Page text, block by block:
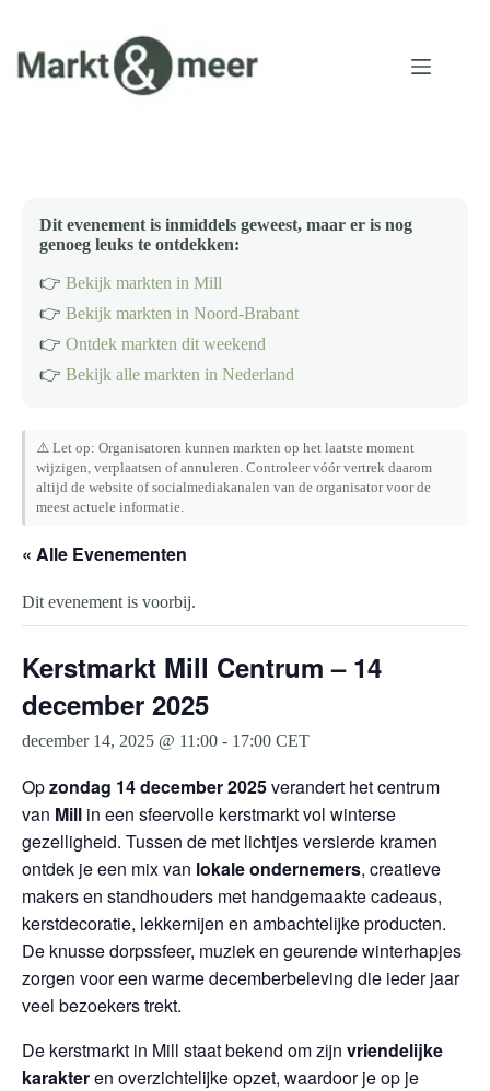
inhoud
Dit evenement is inmiddels geweest, maar er is nog
genoeg leuks te ontdekken:
👉 Bekijk markten in Mill
👉 Bekijk markten in Noord-Brabant
👉 Ontdek markten dit weekend
👉 Bekijk alle markten in Nederland
⚠️ Let op: Organisatoren kunnen markten op het laatste moment
wijzigen, verplaatsen of annuleren. Controleer vóór vertrek daarom
altijd de website of socialmediakanalen van de organisator voor de
meest actuele informatie.
« Alle Evenementen
Dit evenement is voorbij.
Kerstmarkt Mill Centrum – 14
december 2025
december 14, 2025 @ 11:00 - 17:00 CET
Opzondag 14 december 2025verandert het centrum
van Mill in een sfeervolle kerstmarkt vol winterse
gezelligheid. Tussen de met lichtjes versierde kramen
ontdek je een mix van lokale ondernemers, creatieve
makers en standhouders met handgemaakte cadeaus,
kerstdecoratie, lekkernijen en ambachtelijke producten.
De knusse dorpssfeer, muziek en geurende winterhapjes
zorgen voor een warme decemberbeleving die ieder jaar
veel bezoekers trekt.
De kerstmarkt in Mill staat bekend om zijn vriendelijke
karakteren overzichtelijke opzet, waardoor je op je